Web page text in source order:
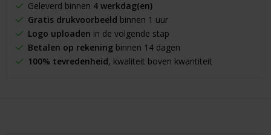
Geleverd binnen 4 werkdag(en)
Gratis drukvoorbeeld binnen 1 uur
Logo uploaden in de volgende stap
Betalen op rekeningbinnen 14 dagen
100% tevredenheid, kwaliteit boven kwantiteit